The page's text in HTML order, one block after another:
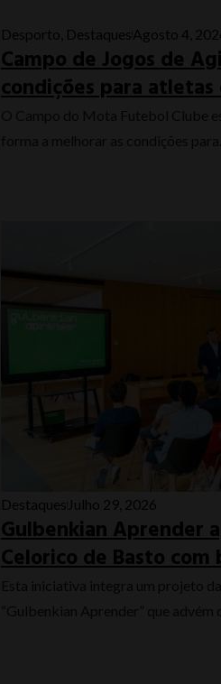
Desporto Destaques Agosto 4,
Campo de Jogos de
condições para
Destaques Julho 29, 2026
Gulbenkian Aprender
Celorico de Basto com